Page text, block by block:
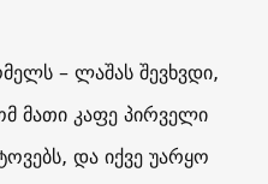
– ლაშას შევხვდი,
მათი კაფე პირველი
და იქვე უარყო